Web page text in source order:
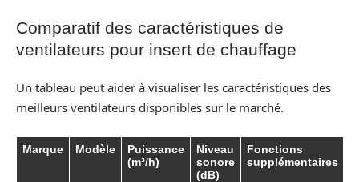
Comparatif des caractéristiques de
ventilateurs pour insert de chauffage
Un tableau peut aider à visualiser les caractéristiques des
meilleurs ventilateurs disponibles sur le marché.
Marque Modèle
Puissance
(m³/h)
Niveau
sonore
(dB)
Fonctions
supplémentaires